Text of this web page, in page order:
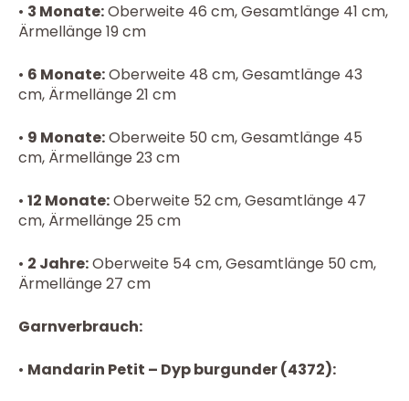
• 3 Monate:Oberweite 46 cm, Gesamtlänge 41 cm,
Ärmellänge 19 cm
• 6 Monate:Oberweite 48 cm, Gesamtlänge 43
cm, Ärmellänge 21 cm
• 9 Monate:Oberweite 50 cm, Gesamtlänge 45
cm, Ärmellänge 23 cm
• 12 Monate:Oberweite 52 cm, Gesamtlänge 47
cm, Ärmellänge 25 cm
• 2 Jahre:Oberweite 54 cm, Gesamtlänge 50 cm,
Ärmellänge 27 cm
Garnverbrauch:
• Mandarin Petit – Dyp burgunder (4372):